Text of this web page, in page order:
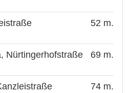
52 m.
Nürtingerhofstraße 69 m.
74 m.